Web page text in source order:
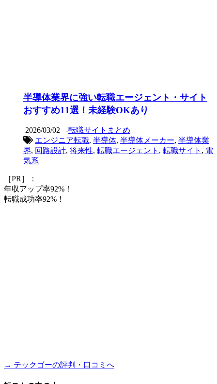
半導体業界に強い転職エージェント・サイト
おすすめ11選！未経験OKあり
2026/03/02 -転職サイトまとめ
エンジニア転職, 半導体, 半導体メーカー, 半導体業
界, 回路設計, 将来性, 転職エージェント , 転職サイト , 電
気系
［PR］：
年収アップ率92%！
転職成功率92%！
→ テックゴーの評判・口コミへ